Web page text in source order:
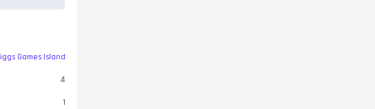
Games Island
4
1